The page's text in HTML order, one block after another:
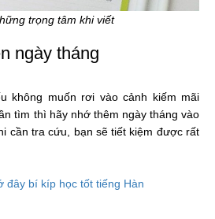
trọng tâm khi viết
ngày tháng
không muốn rơi vào cảnh kiếm mãi
tìm thì hãy nhớ thêm ngày tháng vào
cần tra cứu, bạn sẽ tiết kiệm được rất
đây bí kíp học tốt tiếng Hàn